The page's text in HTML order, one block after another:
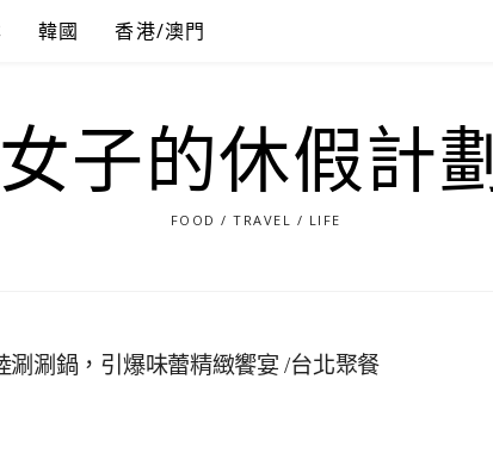
韓國 香港/澳門
女子的休假計劃
FOOD / TRAVEL / LIFE
涮涮鍋，引爆味蕾精緻饗宴 /台北聚餐